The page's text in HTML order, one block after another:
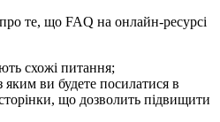
про те, що FAQ на онлайн-ресурсі
схожі питання;
яким ви будете посилатися в
що дозволить підвищити